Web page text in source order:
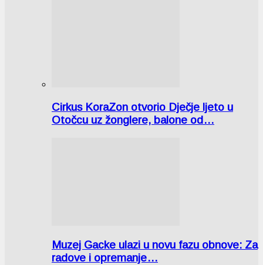
Cirkus KoraZon otvorio Dječje ljeto u
Otočcu uz žonglere, balone od…
Muzej Gacke ulazi u novu fazu obnove: Za
radove i opremanje…